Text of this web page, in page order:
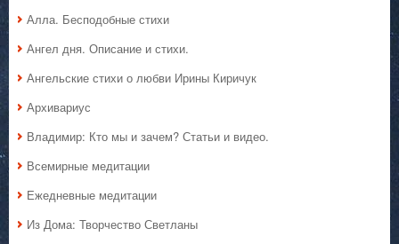
Алла. Бесподобные стихи
Ангел дня. Описание и стихи.
Ангельские стихи о любви Ирины Киричук
Архивариус
Владимир: Кто мы и зачем? Статьи и видео.
Всемирные медитации
Ежедневные медитации
Из Дома: Творчество Светланы